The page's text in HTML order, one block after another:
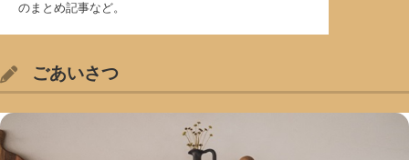
のまとめ記事など。
ごあいさつ